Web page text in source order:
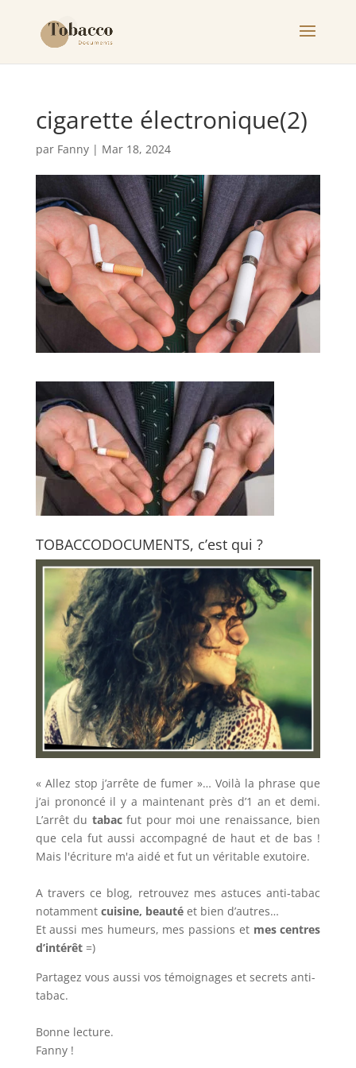
cigarette électronique(2)
par Fanny| Mar 18, 2024
TOBACCODOCUMENTS, c’est qui ?
« Allez stop j’arrête de fumer »… Voilà la phrase que
j’ai prononcé il y a maintenant près d’1 an et demi.
L’arrêt du tabacfut pour moi une renaissance, bien
que cela fut aussi accompagné de haut et de bas !
Mais l'écriture m'a aidé et fut un véritable exutoire.
A travers ce blog, retrouvez mes astuces anti-tabac
notamment cuisine, beautéet bien d’autres…
Et aussi mes humeurs, mes passions et mes centres
d’intérêt=)
Partagez vous aussi vos témoignages et secrets anti-
tabac.
Bonne lecture.
Fanny !